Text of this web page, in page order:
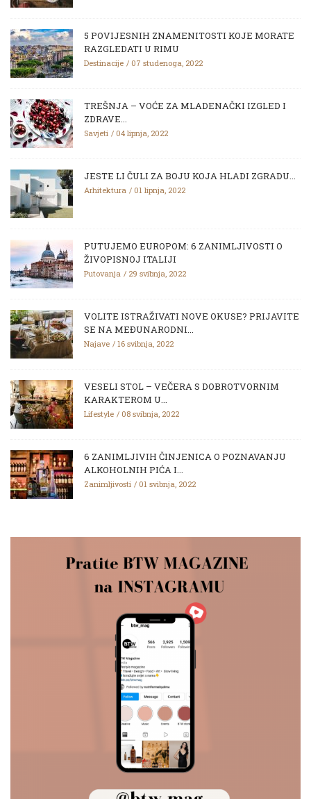
5 POVIJESNIH ZNAMENITOSTI KOJE MORATE
RAZGLEDATI U RIMU
Destinacije 07 studenoga, 2022
TREŠNJA – VOĆE ZA MLADENAČKI IZGLED I
ZDRAVE...
Savjeti 04 lipnja, 2022
JESTE LI ČULI ZA BOJU KOJA HLADI ZGRADU...
Arhitektura 01 lipnja, 2022
PUTUJEMO EUROPOM: 6 ZANIMLJIVOSTI O
ŽIVOPISNOJ ITALIJI
Putovanja 29 svibnja, 2022
VOLITE ISTRAŽIVATI NOVE OKUSE? PRIJAVITE
SE NA MEĐUNARODNI...
Najave 16 svibnja, 2022
VESELI STOL – VEČERA S DOBROTVORNIM
KARAKTEROM U...
Lifestyle 08 svibnja, 2022
6 ZANIMLJIVIH ČINJENICA O POZNAVANJU
ALKOHOLNIH PIĆA I...
Zanimljivosti 01 svibnja, 2022